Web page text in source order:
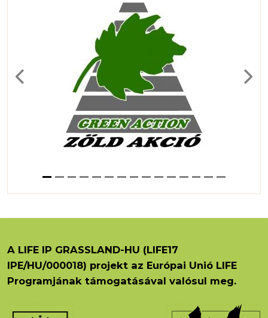
Previous Next
A LIFE IP GRASSLAND-HU (LIFE17
IPE/HU/000018) projekt az Európai Unió LIFE
Programjának támogatásával valósul meg.